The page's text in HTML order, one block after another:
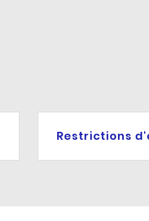
Restrictions